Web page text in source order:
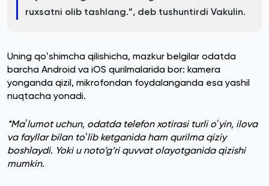
ruxsatni olib tashlang.”, deb tushuntirdi Vakulin.
Uning qoʻshimcha qilishicha, mazkur belgilar odatda
barcha Android va iOS qurilmalarida bor: kamera
yonganda qizil, mikrofondan foydalanganda esa yashil
nuqtacha yonadi.
*Maʼlumot uchun, odatda telefon xotirasi turli oʻyin, ilova
va fayllar bilan toʻlib ketganida ham qurilma qiziy
boshlaydi. Yoki u noto‘g‘ri quvvat olayotganida qizishi
mumkin.